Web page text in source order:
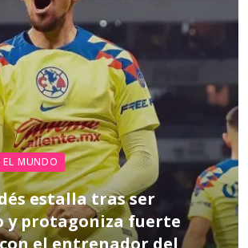
EL MUNDO
estalla tras ser
y protagoniza fuerte
el entrenador del